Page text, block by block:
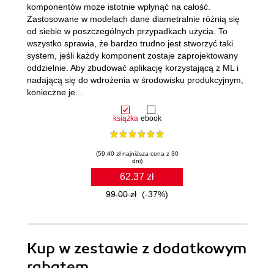
książka ebook
(59.40 zł najniższa cena z 30
dni)
62.37 zł
99.00 zł (-37%)
komponentów może istotnie wpłynąć na całość.
Zastosowane w modelach dane diametralnie różnią się
od siebie w poszczególnych przypadkach użycia. To
wszystko sprawia, że bardzo trudno jest stworzyć taki
system, jeśli każdy komponent zostaje zaprojektowany
oddzielnie. Aby zbudować aplikację korzystającą z ML i
nadającą się do wdrożenia w środowisku produkcyjnym,
konieczne je...
Kup w zestawie z dodatkowym